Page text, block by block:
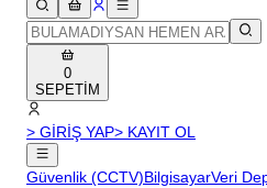
0
SEPETİM
> GİRİŞ YAP> KAYIT OL
Güvenlik (CCTV)BilgisayarVeri